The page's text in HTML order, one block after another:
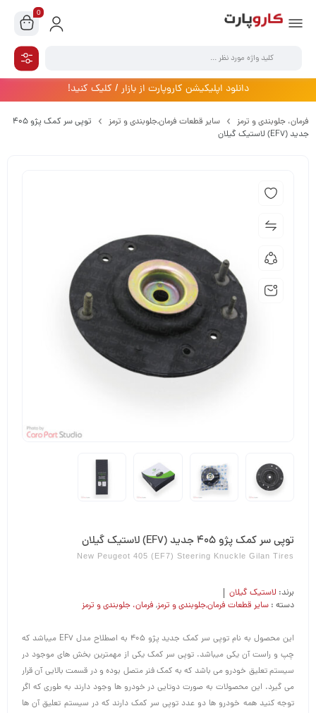
0
دانلود اپلیکیشن کاروپارت از بازار / کلیک کنید!
فرمان،‌ جلوبندی و ترمز سایر قطعات فرمان,جلوبندی و ترمز
توپی سر کمک پژو 405
جدید (EF7) لاستیک گیلان
توپی سر کمک پژو 405 جدید (EF7) لاستیک گیلان
New Peugeot 405 (EF7) Steering Knuckle Gilan Tires
برند: لاستیک گیلان
دسته : سایر قطعات فرمان,جلوبندی و ترمز, فرمان،‌ جلوبندی و ترمز
این محصول به نام توپی سر کمک جدید پژو 405 به اصطلاح مدل EF7 میباشد که
چپ و راست آن یکی میباشد. توپی سر کمک یکی از مهمترین بخش های موجود در
سیستم تعلیق خودرو می باشد که به کمک فنر متصل بوده و در قسمت بالایی آن قرار
می گیرد. این محصولات به صورت دوتایی در خودرو ها وجود دارند به طوری که اگر
توجه کنید همه خودرو ها دو عدد توپی سر کمک دارند که در سیستم تعلیق آن ها